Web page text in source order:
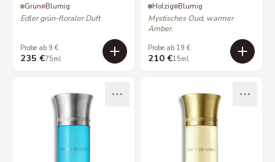
Grün Blumig
Edler grün-floraler Duft
Probe ab 9 €
235 €75ml
Holzig Blumig
Mystisches Oud, warmer
Amber.
Probe ab 19 €
210 €15ml